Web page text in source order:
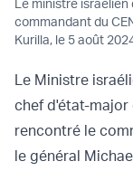
Le ministre israélien
commandant du
Kurilla, le 5 août
Le Ministre
chef d'état-major
rencontré le
le général